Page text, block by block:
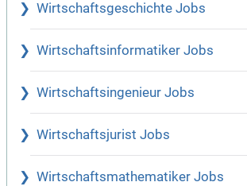
Wirtschaftsgeschichte Jobs
Wirtschaftsinformatiker Jobs
Wirtschaftsingenieur Jobs
Wirtschaftsjurist Jobs
Wirtschaftsmathematiker Jobs